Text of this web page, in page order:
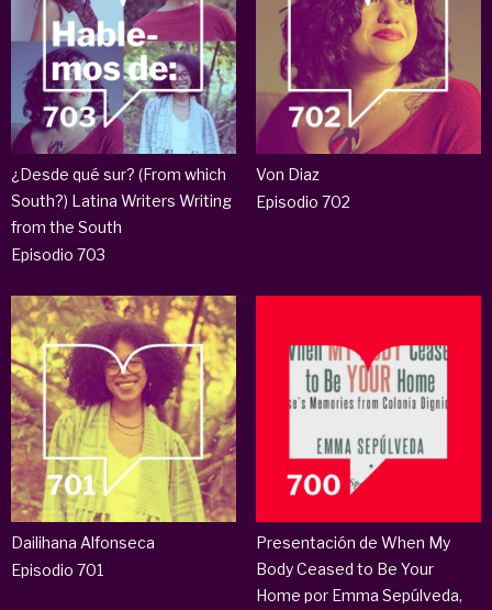
¿Desde qué sur? (From which
South?) Latina Writers Writing
from the South
Episodio 703
Von Diaz
Episodio 702
Dailihana Alfonseca
Episodio 701
Presentación de When My
Body Ceased to Be Your
Home por Emma Sepúlveda,